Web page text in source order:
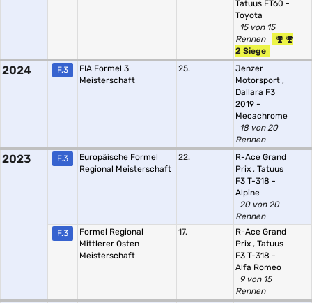
Tatuus FT60 -
Toyota
15 von 15
Rennen
2 Siege
2024 F.3
FIA Formel 3
Meisterschaft
25.
Jenzer
Motorsport ,
Dallara F3
2019 -
Mecachrome
18 von 20
Rennen
2023 F.3
Europäische Formel
Regional Meisterschaft
22.
R-Ace Grand
Prix , Tatuus
F3 T-318 -
Alpine
20 von 20
Rennen
F.3
Formel Regional
Mittlerer Osten
Meisterschaft
17.
R-Ace Grand
Prix , Tatuus
F3 T-318 -
Alfa Romeo
9 von 15
Rennen